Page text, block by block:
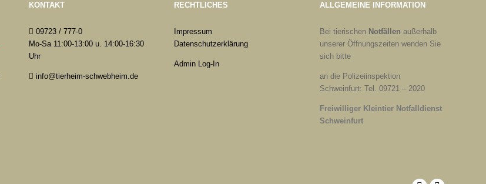
KONTAKT
09723 / 777-0
Mo-Sa 11:00-13:00 u. 14:00-16:30
Uhr
info@tierheim-schwebheim.de
RECHTLICHES
Impressum
Datenschutzerklärung
Admin Log-In
ALLGEMEINE INFORMATION
Bei tierischen Notfällen außerhalb
unserer Öffnungszeiten wenden Sie
sich bitte
an die Polizeiinspektion
Schweinfurt: Tel. 09721 – 2020
Freiwilliger Kleintier Notfalldienst
Schweinfurt